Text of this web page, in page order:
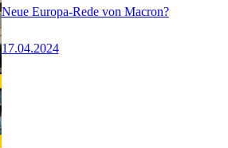
Neue Europa-Rede von Macron?
17.04.2024